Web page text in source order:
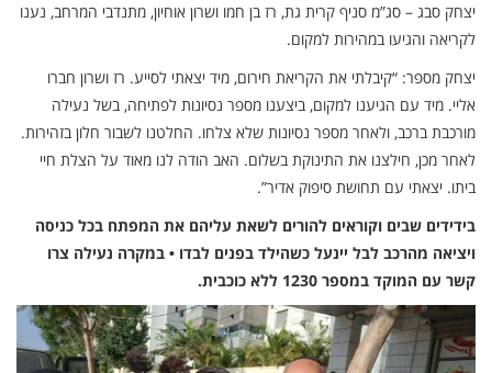
יצחק סבג – סג”מ סניף קרית גת, רז בן חמו ושרון אוחיון, מתנדבי המרחב, נענו
לקריאה והגיעו במהירות למקום.
יצחק מספר: “קיבלתי את הקריאת חירום, מיד יצאתי לסייע. רז ושרון חברו
אליי. מיד עם הגיענו למקום, ביצענו מספר נסיונות לפתיחה, בשל נעילה
מורכבת ברכב, ולאחר מספר נסיונות שלא צלחו. החלטנו לשבור חלון בזהירות.
לאחר מכן, חילצנו את התינוקת בשלום. האב הודה לנו מאוד על הצלת חיי
ביתו. יצאתי עם תחושת סיפוק אדיר”.
בידידים שבים וקוראים להורים לשאת עליהם את המפתח בכל כניסה
ויציאה מהרכב לבל יינעל כשהילד בפנים לבדו • במקרה נעילה צרו
קשר עם המוקד במספר 1230 ללא כוכבית.